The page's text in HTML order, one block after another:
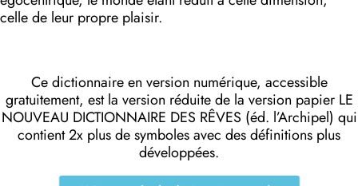
celle de leur propre plaisir.
Ce dictionnaire en version numérique, accessible
gratuitement, est la version réduite de la version papier LE
NOUVEAU DICTIONNAIRE DES RÊVES (éd. l’Archipel) qui
contient 2x plus de symboles avec des définitions plus
développées.